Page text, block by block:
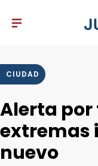
CIUDAD
Alerta
extremas
nuevo